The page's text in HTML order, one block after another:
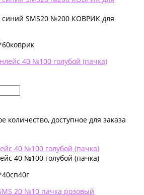
синий SMS20 №200 КОВРИК для
количество, доступное для заказа
40 №100 голубой (пачка)
40 №100 голубой (пачка)